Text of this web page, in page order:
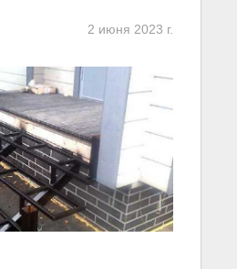
2 июня 2023 г.